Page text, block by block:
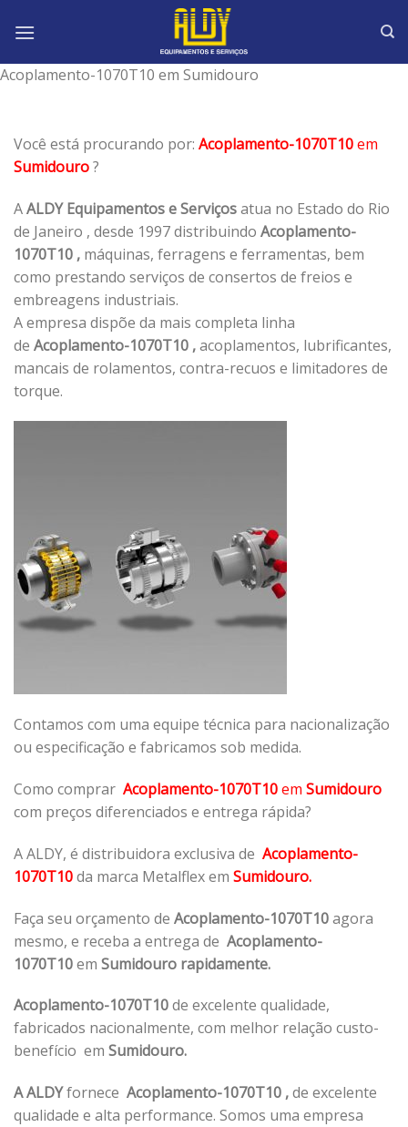
Acoplamento-1070T10 em Sumidouro
Você está procurando por: Acoplamento-1070T10em
Sumidouro?
AALDY Equipamentos e Serviçosatua no Estado do Rio
de Janeiro , desde 1997 distribuindo Acoplamento-
1070T10 , máquinas, ferragens e ferramentas, bem
como prestando serviços de consertos de freios e
embreagens industriais.
A empresa dispõe da mais completa linha
de Acoplamento-1070T10 ,acoplamentos, lubrificantes,
mancais de rolamentos, contra-recuos e limitadores de
torque.
Contamos com uma equipe técnica para nacionalização
ou especificação e fabricamos sob medida.
Como comprar Acoplamento-1070T10em Sumidouro
com preços diferenciados e entrega rápida?
A ALDY, é distribuidora exclusiva de Acoplamento-
1070T10da marca Metalflex em Sumidouro.
Faça seu orçamento de Acoplamento-1070T10agora
mesmo, e receba a entrega de Acoplamento-
1070T10em Sumidouro rapidamente.
Acoplamento-1070T10de excelente qualidade,
fabricados nacionalmente, com melhor relação custo-
benefício em Sumidouro.
A ALDYfornece Acoplamento-1070T10 ,de excelente
qualidade e alta performance. Somos uma empresa